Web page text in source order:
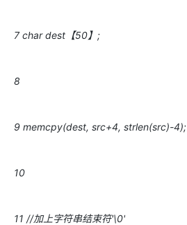
7 char dest【50】;
8
9 memcpy(dest, src+4, strlen(src)-4);
10
11 //加上字符串结束符'\0'